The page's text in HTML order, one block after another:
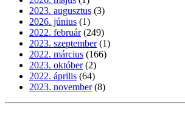
2023. augusztus (3)
2026. június (1)
2022. február (249)
2023. szeptember (1)
2022. március (166)
2023. október (2)
2022. április (64)
2023. november (8)